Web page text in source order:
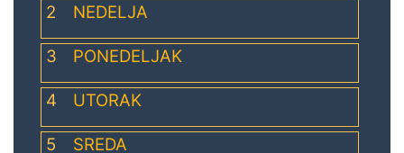
2 NEDELJA
3 PONEDELJAK
4 UTORAK
5 SREDA